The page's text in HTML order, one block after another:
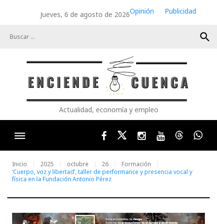
Jueves, 6 de agosto de 2026Opinión
Publicidad
search
Actualidad, economía y empleo
FacebookTwitterInstagram
YoutubeThreads
Inicio 2025 octubre 26
Formación
‘Cuerpo, voz y libertad’, taller de performance y presencia vocal y
física en la Fundación Antonio Pérez